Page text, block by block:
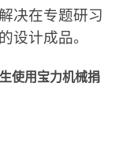
决在专题研习
设计成品。
使用宝力机械捐